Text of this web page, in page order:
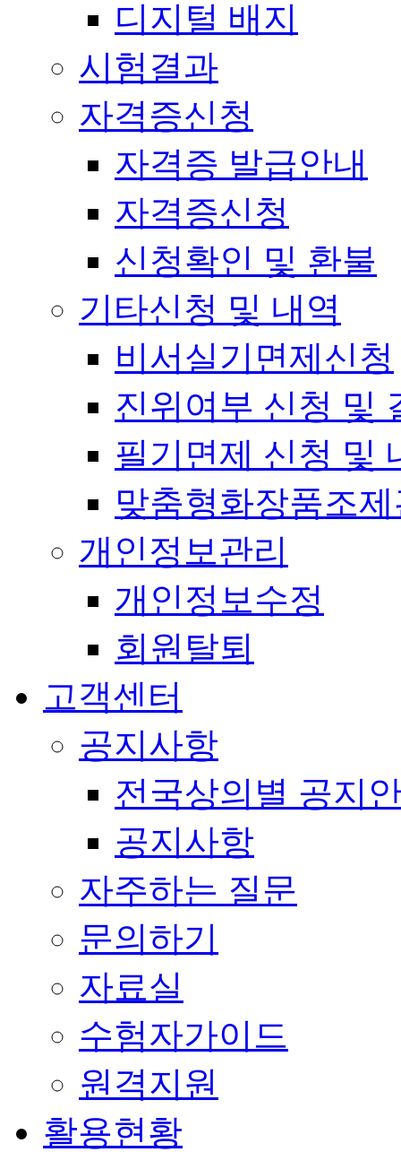
디지털 배지
시험결과
자격증신청
자격증 발급안내
자격증신청
신청확인 및 환불
기타신청 및 내역
비서실기면제신청
진위여부 신청 및
필기면제 신청 및
맞춤형화장품조
개인정보관리
개인정보수정
회원탈퇴
고객센터
공지사항
전국상의별 공지
공지사항
자주하는 질문
문의하기
자료실
수험자가이드
원격지원
활용현황